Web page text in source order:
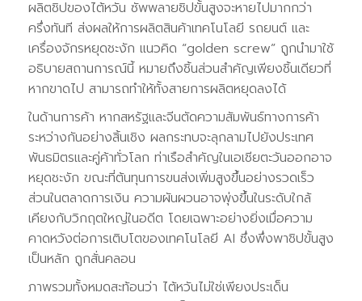
ผลิตชิปของไต้หวัน ซัพพลายชิปขั้นสูงจะหายไปมากกว่า
ครึ่งทันที ส่งผลให้การผลิตสินค้าเทคโนโลยี รถยนต์ และ
เครื่องจักรหยุดชะงัก แนวคิด “golden screw” ถูกนำมาใช้
อธิบายสถานการณ์นี้ หมายถึงชิ้นส่วนสำคัญเพียงชิ้นเดียวที่
หากขาดไป สามารถทำให้ทั้งสายการผลิตหยุดลงได้
ในด้านการค้า หากสหรัฐและจีนตัดความสัมพันธ์ทางการค้า
ระหว่างกันอย่างสิ้นเชิง ผลกระทบจะลุกลามไปยังประเทศ
พันธมิตรและคู่ค้าทั่วโลก ท่าเรือสำคัญในเอเชียตะวันออกอาจ
หยุดชะงัก ขณะที่ต้นทุนการขนส่งเพิ่มสูงขึ้นอย่างรวดเร็ว
ส่วนในตลาดการเงิน ความผันผวนอาจพุ่งขึ้นในระดับใกล้
เคียงกับวิกฤตใหญ่ในอดีต โดยเฉพาะอย่างยิ่งเมื่อความ
คาดหวังต่อการเติบโตของเทคโนโลยี AI ซึ่งพึ่งพาชิปขั้นสูง
เป็นหลัก ถูกสั่นคลอน
ภาพรวมทั้งหมดสะท้อนว่า ไต้หวันไม่ใช่เพียงประเด็น